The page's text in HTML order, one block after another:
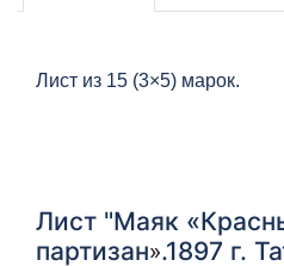
Лист из 15 (3×5) марок.
Лист "Маяк
партизан».1897 г.